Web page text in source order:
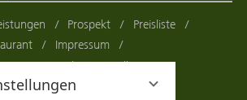
Prospekt
Preisliste
Impressum
Datenschutzeinstellungen